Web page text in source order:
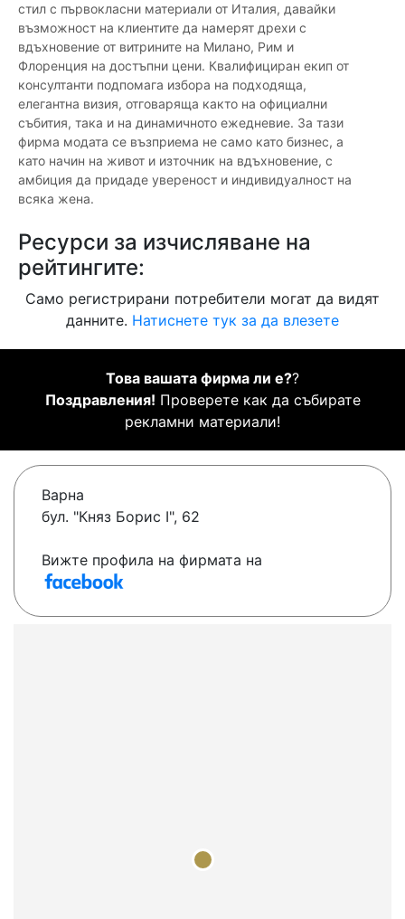
стил с първокласни материали от Италия, давайки
възможност на клиентите да намерят дрехи с
вдъхновение от витрините на Милано, Рим и
Флоренция на достъпни цени. Квалифициран екип от
консултанти подпомага избора на подходяща,
елегантна визия, отговаряща както на официални
събития, така и на динамичното ежедневие. За тази
фирма модата се възприема не само като бизнес, а
като начин на живот и източник на вдъхновение, с
амбиция да придаде увереност и индивидуалност на
всяка жена.
Ресурси за изчисляване на
рейтингите:
Само регистрирани потребители могат да видят
данните. Натиснете тук за да влезете
Това вашата фирма ли е??
Поздравления! Проверете как да събирате
рекламни материали!
Варна
бул. "Княз Борис I", 62
Вижте профила на фирмата на